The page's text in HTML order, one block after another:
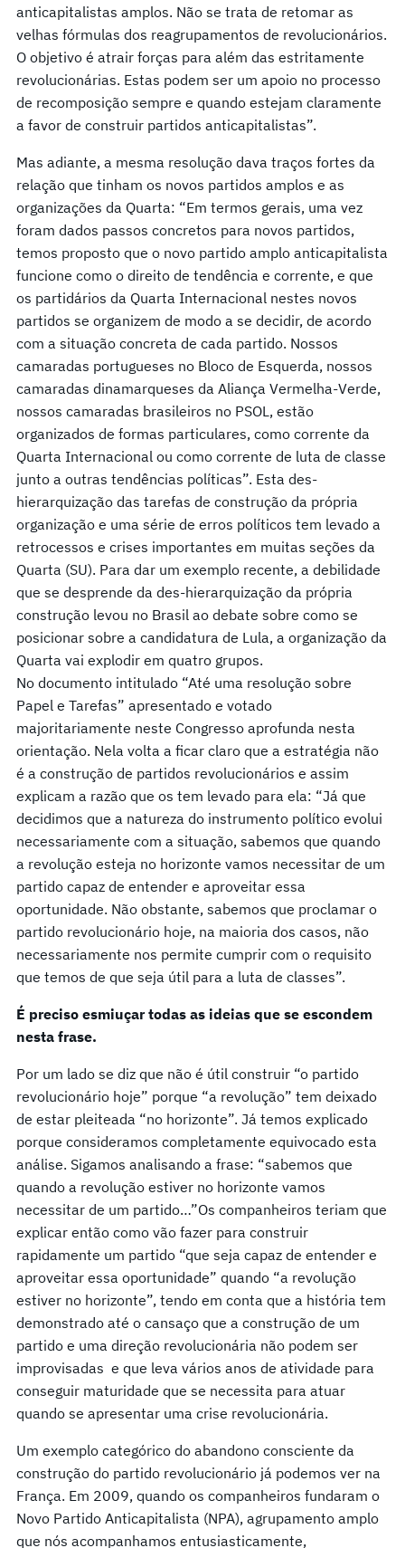
anticapitalistas amplos. Não se trata de retomar as
velhas fórmulas dos reagrupamentos de revolucionários.
O objetivo é atrair forças para além das estritamente
revolucionárias. Estas podem ser um apoio no processo
de recomposição sempre e quando estejam claramente
a favor de construir partidos anticapitalistas”.
Mas adiante, a mesma resolução dava traços fortes da
relação que tinham os novos partidos amplos e as
organizações da Quarta: “Em termos gerais, uma vez
foram dados passos concretos para novos partidos,
temos proposto que o novo partido amplo anticapitalista
funcione como o direito de tendência e corrente, e que
os partidários da Quarta Internacional nestes novos
partidos se organizem de modo a se decidir, de acordo
com a situação concreta de cada partido. Nossos
camaradas portugueses no Bloco de Esquerda, nossos
camaradas dinamarqueses da Aliança Vermelha-Verde,
nossos camaradas brasileiros no PSOL, estão
organizados de formas particulares, como corrente da
Quarta Internacional ou como corrente de luta de classe
junto a outras tendências políticas”. Esta des-
hierarquização das tarefas de construção da própria
organização e uma série de erros políticos tem levado a
retrocessos e crises importantes em muitas seções da
Quarta (SU). Para dar um exemplo recente, a debilidade
que se desprende da des-hierarquização da própria
construção levou no Brasil ao debate sobre como se
posicionar sobre a candidatura de Lula, a organização da
Quarta vai explodir em quatro grupos.
No documento intitulado “Até uma resolução sobre
Papel e Tarefas” apresentado e votado
majoritariamente neste Congresso aprofunda nesta
orientação. Nela volta a ficar claro que a estratégia não
é a construção de partidos revolucionários e assim
explicam a razão que os tem levado para ela: “Já que
decidimos que a natureza do instrumento político evolui
necessariamente com a situação, sabemos que quando
a revolução esteja no horizonte vamos necessitar de um
partido capaz de entender e aproveitar essa
oportunidade. Não obstante, sabemos que proclamar o
partido revolucionário hoje, na maioria dos casos, não
necessariamente nos permite cumprir com o requisito
que temos de que seja útil para a luta de classes”.
É preciso esmiuçar todas as ideias que se escondem
nesta frase.
Por um lado se diz que não é útil construir “o partido
revolucionário hoje” porque “a revolução” tem deixado
de estar pleiteada “no horizonte”. Já temos explicado
porque consideramos completamente equivocado esta
análise. Sigamos analisando a frase: “sabemos que
quando a revolução estiver no horizonte vamos
necessitar de um partido…”Os companheiros teriam que
explicar então como vão fazer para construir
rapidamente um partido “que seja capaz de entender e
aproveitar essa oportunidade” quando “a revolução
estiver no horizonte”, tendo em conta que a história tem
demonstrado até o cansaço que a construção de um
partido e uma direção revolucionária não podem ser
improvisadas e que leva vários anos de atividade para
conseguir maturidade que se necessita para atuar
quando se apresentar uma crise revolucionária.
Um exemplo categórico do abandono consciente da
construção do partido revolucionário já podemos ver na
França. Em 2009, quando os companheiros fundaram o
Novo Partido Anticapitalista (NPA), agrupamento amplo
que nós acompanhamos entusiasticamente,